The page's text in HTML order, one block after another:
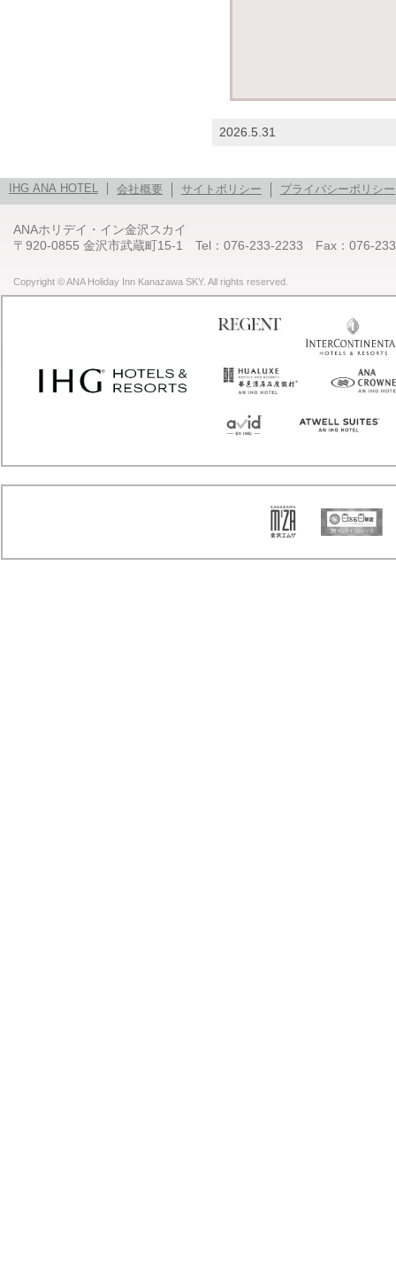
2026.5.31
IHG ANA HOTEL 会社概要 サイトポリシー プライバシーポリシー
ANAホリデイ・イン金沢スカイ
〒920-0855 金沢市武蔵町15-1 Tel：076-233-2233 Fax：076-
Copyright © ANA Holiday Inn Kanazawa SKY. All rights reserved.